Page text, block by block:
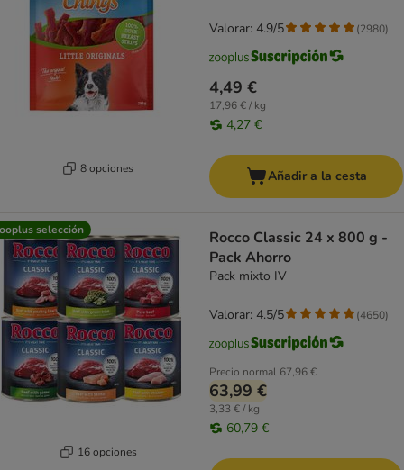
8 opciones
4,49 €
17,96 € / kg
4,27 €
Valorar: 4.9/5 (2980)
Añadir a la cesta
selección
16 opciones
Rocco Classic 24 x 800 g -
Pack Ahorro
Pack mixto IV
Precio normal 67,96 €
63,99 €
3,33 € / kg
60,79 €
Valorar: 4.5/5 (4650)